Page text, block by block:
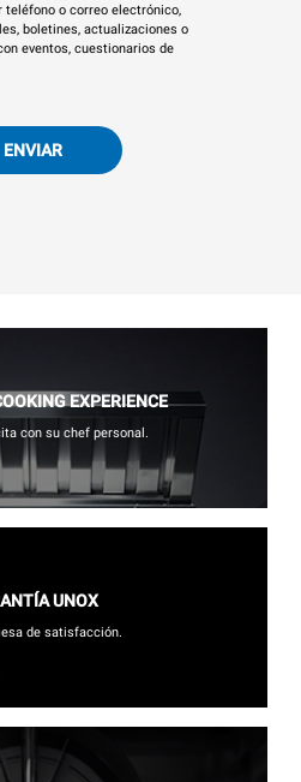
teléfono o correo electrónico,
boletines, actualizaciones o
eventos, cuestionarios de
ENVIAR
EXPERIENCE
con su chef personal.
UNOX
de satisfacción.